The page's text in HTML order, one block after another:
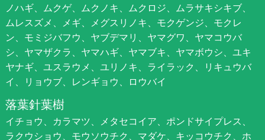
ノハギ、ムクゲ、ムクノキ、ムクロジ、ムラサキシキブ、
ムレスズメ、メギ、メグスリノキ、モクゲンジ、モクレ
ン、モミジバフウ、ヤブデマリ、ヤマグワ、ヤマコウバ
シ、ヤマザクラ、ヤマハギ、ヤマブキ、ヤマボウシ、ユキ
ヤナギ、ユスラウメ、ユリノキ、ライラック、リキュウバ
イ、リョウブ、レンギョウ、ロウバイ
落葉針葉樹
イチョウ、カラマツ、メタセコイア、ポンドサイプレス、
ラクウショウ、モウソウチク、マダケ、キッコウチク、ホ